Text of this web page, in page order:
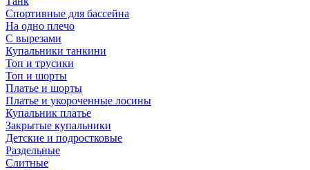
Спортивные для бассейна
На одно плечо
С вырезами
Купальники танкини
Топ и трусики
Топ и шорты
Платье и шорты
Платье и укороченные лосины
Купальник платье
Закрытые купальники
Детские и подростковые
Раздельные
Слитные